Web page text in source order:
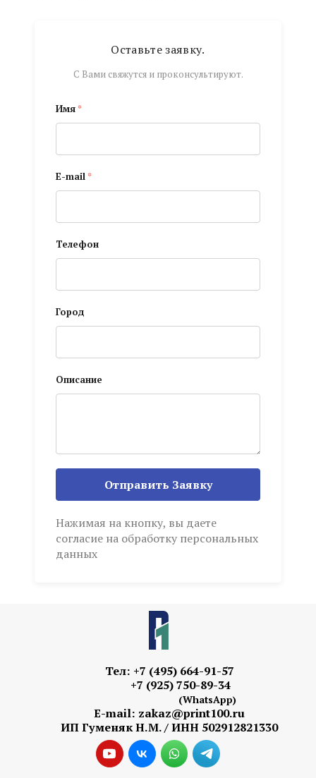
Оставьте заявку.
С Вами свяжутся и проконсультируют.
Имя*
E-mail*
Телефон
Город
Описание
Отправить Заявку
Нажимая на кнопку, вы даете
согласие на обработку персональных
данных
Тел: +7 (495) 664-91-57
+7 (925) 750-89-34
(WhatsApp)
E-mail: zakaz@print100.ru
ИП Гуменяк Н.М. / ИНН 502912821330